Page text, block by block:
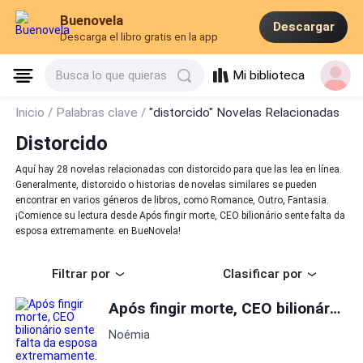
Buenovela
Descarga el libro gratis en la app
Descargar
Busca lo que quieras Mi biblioteca
Inicio / Palabras clave /"distorcido" Novelas Relacionadas
Distorcido
Aquí hay 28 novelas relacionadas con distorcido para que las lea en línea.
Generalmente, distorcido o historias de novelas similares se pueden
encontrar en varios géneros de libros, como Romance, Outro, Fantasia.
¡Comience su lectura desde Após fingir morte, CEO bilionário sente falta da
esposa extremamente. en BueNovela!
Filtrar por Clasificar por
Após fingir morte, CEO bilionário sente falta da esposa extremamente.
Noémia